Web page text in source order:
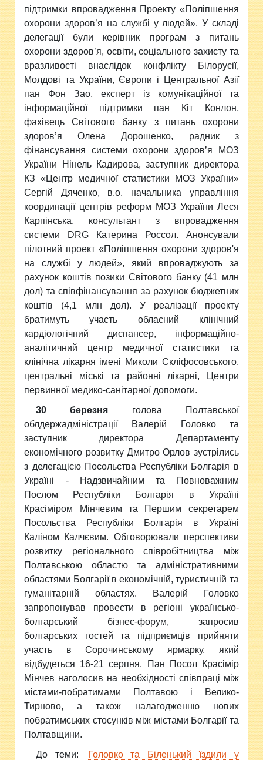
підтримки впровадження Проекту «Поліпшення
охорони здоров’я на службі у людей». У складі
делегації були керівник програм з питань
охорони здоров’я, освіти, соціального захисту та
вразливості внаслідок конфлікту Білорусії,
Молдові та України, Європи і Центральної Азії
пан Фон Зао, експерт із комунікаційної та
інформаційної підтримки пан Кіт Конлон,
фахівець Світового банку з питань охорони
здоров’я Олена Дорошенко, радник з
фінансування системи охорони здоров’я МОЗ
України Нінель Кадирова, заступник директора
КЗ «Центр медичної статистики МОЗ України»
Сергій Дяченко, в.о. начальника управління
координації центрів реформ МОЗ України Леся
Карпінська, консультант з впровадження
системи DRG Катерина Россол. Анонсували
пілотний проект «Поліпшення охорони здоров'я
на службі у людей», який впроваджують за
рахунок коштів позики Світового банку (41 млн
дол) та співфінансування за рахунок бюджетних
коштів (4,1 млн дол). У реалізації проекту
братимуть участь обласний клінічний
кардіологічний диспансер, інформаційно-
аналітичний центр медичної статистики та
клінічна лікарня імені Миколи Скліфосовського,
центральні міські та районні лікарні, Центри
первинної медико-санітарної допомоги.
30 березня голова Полтавської
облдержадміністрації Валерій Головко та
заступник директора Департаменту
економічного розвитку Дмитро Орлов зустрілись
з делегацією Посольства Республіки Болгарія в
Україні - Надзвичайним та Повноважним
Послом Республіки Болгарія в Україні
Красіміром Мінчевим та Першим секретарем
Посольства Республіки Болгарія в Україні
Каліном Калчєвим. Обговорювали перспективи
розвитку регіонального співробітництва між
Полтавською областю та адміністративними
областями Болгарії в економічній, туристичній та
гуманітарній областях. Валерій Головко
запропонував провести в регіоні українсько-
болгарський бізнес-форум, запросив
болгарських гостей та підприємців прийняти
участь в Сорочинському ярмарку, який
відбудеться 16-21 серпня. Пан Посол Красімір
Мінчев наголосив на необхідності співпраці між
містами-побратимами Полтавою і Велико-
Тирново, а також налагодженню нових
побратимських стосунків між містами Болгарії та
Полтавщини.
До теми:
Головко та Біленький їздили у